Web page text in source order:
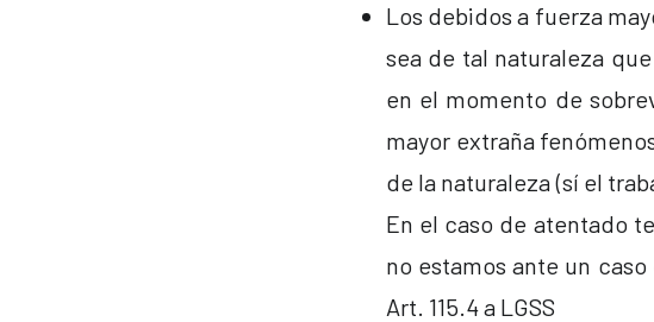
Los debidos a fuerza
sea de tal naturaleza
en el momento de
mayor extraña
de la naturaleza (sí el
En el caso de atentado
no estamos ante un
Art. 115.4 a LGSS